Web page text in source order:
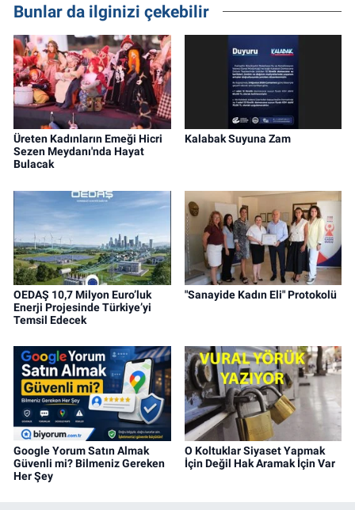
Bunlar da ilginizi çekebilir
Üreten Kadınların Emeği Hicri
Sezen Meydanı'nda Hayat
Bulacak
Kalabak Suyuna Zam
OEDAŞ 10,7 Milyon Euro’luk
Enerji Projesinde Türkiye’yi
Temsil Edecek
"Sanayide Kadın Eli" Protokolü
Google Yorum Satın Almak
Güvenli mi? Bilmeniz Gereken
Her Şey
O Koltuklar Siyaset Yapmak
İçin Değil Hak Aramak İçin Var